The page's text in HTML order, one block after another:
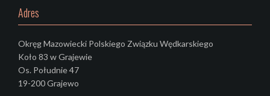
Adres
Okręg Mazowiecki Polskiego Związku Wędkarskiego
Koło 83 w Grajewie
Os. Południe 47
19-200 Grajewo